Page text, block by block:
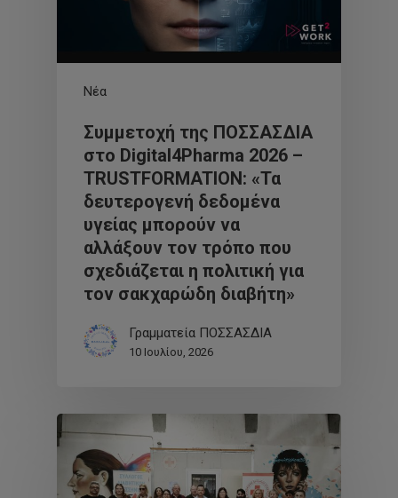
Νέα
Συμμετοχή της ΠΟΣΣΑΣΔΙΑ
στο Digital4Pharma 2026 –
TRUSTFORMATION: «Τα
δευτερογενή δεδομένα
υγείας μπορούν να
αλλάξουν τον τρόπο που
σχεδιάζεται η πολιτική για
τον σακχαρώδη διαβήτη»
Γραμματεία ΠΟΣΣΑΣΔΙΑ
10 Ιουλίου, 2026